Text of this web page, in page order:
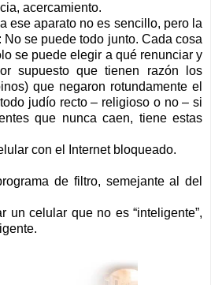
acercamiento.
ese aparato no es sencillo, pero la
No se puede todo junto. Cada cosa
se puede elegir a qué renunciar y
supuesto que tienen razón los
que negaron rotundamente el
judío recto – religioso o no – si
que nunca caen, tiene estas
con el Internet bloqueado.
de filtro, semejante al del
un celular que no es “inteligente”,